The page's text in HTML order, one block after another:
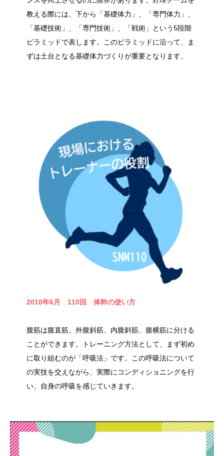
教える際には、下から「基礎体力」、「専門体力」、
「基礎技術」、「専門技術」、「戦術」という5段階
ピラミッドで表します。このピラミッドに沿って、ま
ずは土台となる基礎体力づくりが重要となります。
2010年6月 110回 体幹の使い方
腹筋は腹直筋、外腹斜筋、内腹斜筋、腹横筋に分ける
ことができます。トレーニング方法として、まず初め
に取り組むのが「呼吸法」です。この呼吸法について
の実技を交えながら、実際にコンディショニングを行
い、自身の呼吸を感じていきます。